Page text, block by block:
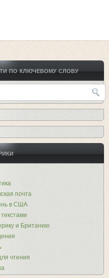
по ключевому слову
почта
в США
и Британию
чтения